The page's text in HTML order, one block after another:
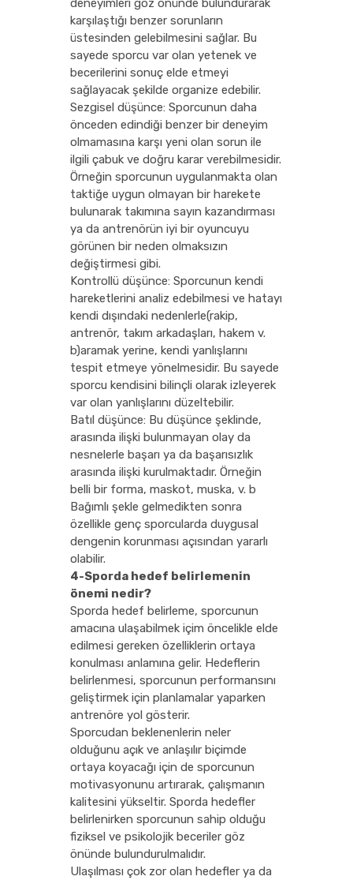
deneyimleri göz önünde bulundurarak
karşılaştığı benzer sorunların
üstesinden gelebilmesini sağlar. Bu
sayede sporcu var olan yetenek ve
becerilerini sonuç elde etmeyi
sağlayacak şekilde organize edebilir.
Sezgisel düşünce: Sporcunun daha
önceden edindiği benzer bir deneyim
olmamasına karşı yeni olan sorun ile
ilgili çabuk ve doğru karar verebilmesidir.
Örneğin sporcunun uygulanmakta olan
taktiğe uygun olmayan bir harekete
bulunarak takımına sayın kazandırması
ya da antrenörün iyi bir oyuncuyu
görünen bir neden olmaksızın
değiştirmesi gibi.
Kontrollü düşünce: Sporcunun kendi
hareketlerini analiz edebilmesi ve hatayı
kendi dışındaki nedenlerle(rakip,
antrenör, takım arkadaşları, hakem v.
b)aramak yerine, kendi yanlışlarını
tespit etmeye yönelmesidir. Bu sayede
sporcu kendisini bilinçli olarak izleyerek
var olan yanlışlarını düzeltebilir.
Batıl düşünce: Bu düşünce şeklinde,
arasında ilişki bulunmayan olay da
nesnelerle başarı ya da başarısızlık
arasında ilişki kurulmaktadır. Örneğin
belli bir forma, maskot, muska, v. b
Bağımlı şekle gelmedikten sonra
özellikle genç sporcularda duygusal
dengenin korunması açısından yararlı
olabilir.
4-Sporda hedef belirlemenin
önemi nedir?
Sporda hedef belirleme, sporcunun
amacına ulaşabilmek içim öncelikle elde
edilmesi gereken özelliklerin ortaya
konulması anlamına gelir. Hedeflerin
belirlenmesi, sporcunun performansını
geliştirmek için planlamalar yaparken
antrenöre yol gösterir.
Sporcudan beklenenlerin neler
olduğunu açık ve anlaşılır biçimde
ortaya koyacağı için de sporcunun
motivasyonunu artırarak, çalışmanın
kalitesini yükseltir. Sporda hedefler
belirlenirken sporcunun sahip olduğu
fiziksel ve psikolojik beceriler göz
önünde bulundurulmalıdır.
Ulaşılması çok zor olan hedefler ya da